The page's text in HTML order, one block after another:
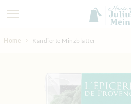
Home Kandierte Minzblätter